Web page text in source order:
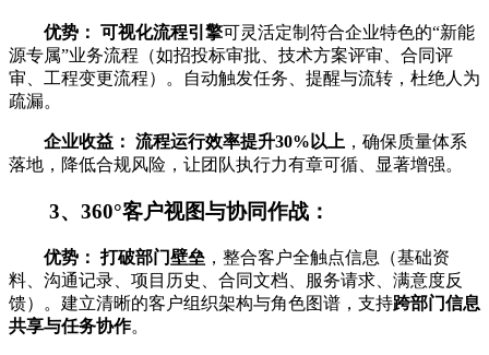
优势： 可视化流程引擎可灵活定制符合企业特色的“新能
源专属”业务流程（如招投标审批、技术方案评审、合同评
审、工程变更流程）。自动触发任务、提醒与流转，杜绝人为
疏漏。
企业收益： 流程运行效率提升30%以上 ，确保质量体系
落地，降低合规风险，让团队执行力有章可循、显著增强。
3、360°客户视图与协同作战：
优势： 打破部门壁垒 ，整合客户全触点信息（基础资
料、沟通记录、项目历史、合同文档、服务请求、满意度反
馈）。建立清晰的客户组织架构与角色图谱，支持跨部门信息
共享与任务协作。